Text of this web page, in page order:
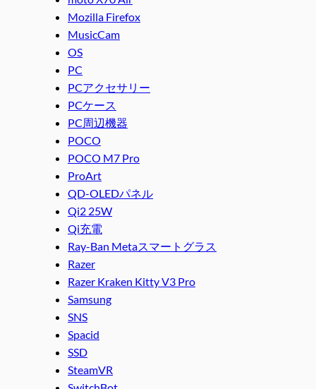
Mozilla Firefox
MusicCam
OS
PC
PCアクセサリー
PCケース
PC周辺機器
POCO
POCO M7 Pro
ProArt
QD-OLEDパネル
Qi2 25W
Qi充電
Ray-Ban Metaスマートグラス
Razer
Razer Kraken Kitty V3 Pro
Samsung
SNS
Spacid
SSD
SteamVR